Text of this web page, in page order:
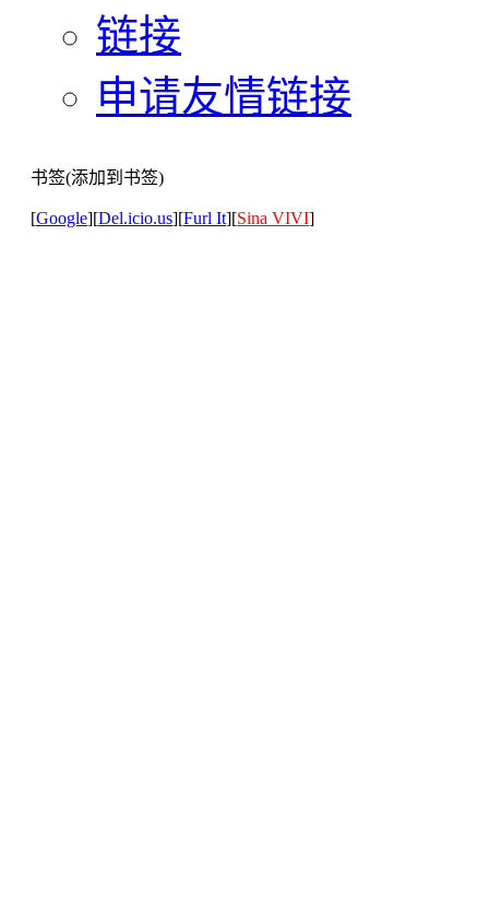
链接
申请友情链接
书签(添加到书签)
[Google][Del.icio.us][Furl It][Sina VIVI]